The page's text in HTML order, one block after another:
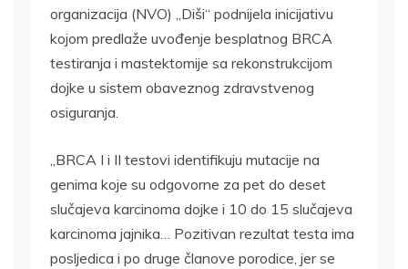
organizacija (NVO) „Diši“ podnijela inicijativu
kojom predlaže uvođenje besplatnog BRCA
testiranja i mastektomije sa rekonstrukcijom
dojke u sistem obaveznog zdravstvenog
osiguranja.
„BRCA I i II testovi identifikuju mutacije na
genima koje su odgovorne za pet do deset
slučajeva karcinoma dojke i 10 do 15 slučajeva
karcinoma jajnika… Pozitivan rezultat testa ima
posljedica i po druge članove porodice, jer se